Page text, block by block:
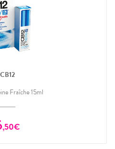
CB12
Fraîche 15ml
,50€